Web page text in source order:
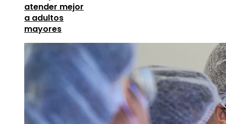
atender mejor
a adultos
mayores